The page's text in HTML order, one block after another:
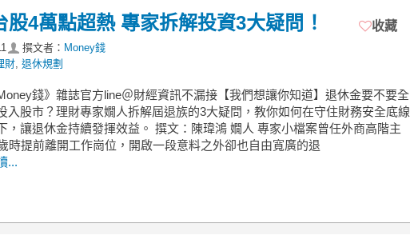
4萬點超熱 專家拆解投資3大疑問！
撰文者： Money錢
財 退休規劃
收藏
錢》雜誌官方line＠財經資訊不漏接【我們想讓你知道】退休金要不要全
入股市？理財專家嫺人拆解屆退族的3大疑問，教你如何在守住財務安全底線
，讓退休金持續發揮效益。 撰文：陳瑋鴻 嫺人 專家小檔案曾任外商高階主
時提前離開工作崗位，開啟一段意料之外卻也自由寬廣的退
...